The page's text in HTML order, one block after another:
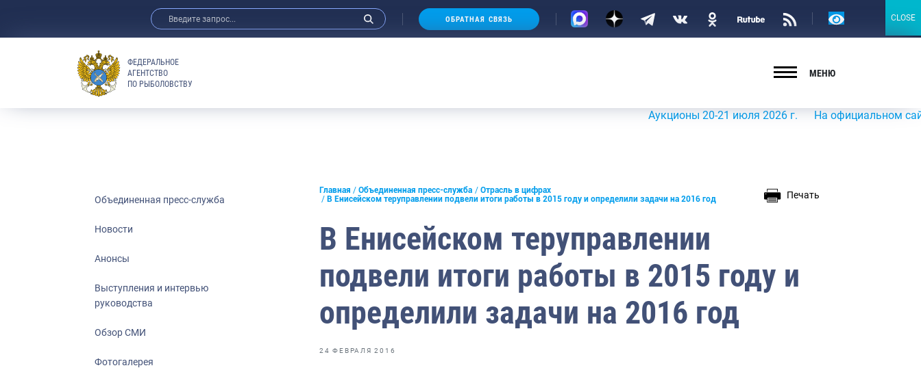
Анонсы
Выставки и конференции
Рыбоохрана России
Отрасль в цифрах
Большая африканская экспедиция
ОБРАТНАЯ СВЯЗЬ
Версия
ФЕДЕРАЛЬНОЕ
АГЕНТСТВО
ПО РЫБОЛОВСТВУ
МЕНЮ
Аукционы 20-21 июля 2026 г. На официальном сайте
Объединенная пресс-служба
Новости
Анонсы
Выступления и интервью
руководства
Обзор СМИ
Фотогалерея
Главная Объединенная пресс-служба
Отрасль в цифрах
В Енисейском теруправлении подвели итоги работы в 2015 году и определили задачи на 2016 год
Печать
В Енисейском теруправлении
подвели итоги работы в 2015 году и
определили задачи на 2016 год
24 ФЕВРАЛЯ 2016
CLOSE
CLOSE